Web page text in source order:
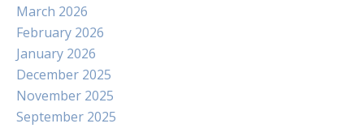
March 2026
February 2026
January 2026
December 2025
November 2025
September 2025